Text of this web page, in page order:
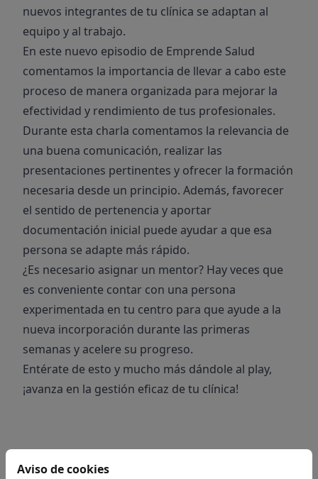
nuevos integrantes de tu clínica se adaptan al
equipo y al trabajo.
En este nuevo episodio de Emprende Salud
comentamos la importancia de llevar a cabo este
proceso de manera organizada para mejorar la
efectividad y rendimiento de tus profesionales.
Durante esta charla comentamos la relevancia de
una buena comunicación, realizar las
presentaciones pertinentes y ofrecer la formación
necesaria desde un principio. Además, favorecer
el sentido de pertenencia y aportar
documentación inicial puede ayudar a que esa
persona se adapte más rápido.
¿Es necesario asignar un mentor? Hay veces que
es conveniente contar con una persona
experimentada en tu centro para que ayude a la
nueva incorporación durante las primeras
semanas y acelere su progreso.
Entérate de esto y mucho más dándole al play,
¡avanza en la gestión eficaz de tu clínica!
También puedes escucharlo en:
Aviso de cookies